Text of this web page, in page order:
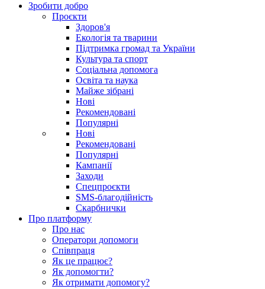
Зробити добро
Проєкти
Здоров'я
Екологія та тварини
Підтримка громад та України
Культура та спорт
Соціальна допомога
Освіта та наука
Майже зібрані
Нові
Рекомендовані
Популярні
Нові
Рекомендовані
Популярні
Кампанії
Заходи
Спецпроєкти
SMS-благодійність
Скарбнички
Про платформу
Про нас
Оператори допомоги
Співпраця
Як це працює?
Як допомогти?
Як отримати допомогу?